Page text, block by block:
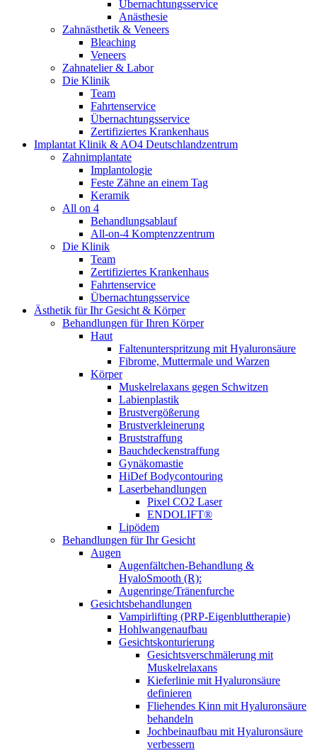
Übernachtungsservice
Anästhesie
Zahnästhetik & Veneers
Bleaching
Veneers
Zahnatelier & Labor
Die Klinik
Team
Fahrtenservice
Übernachtungsservice
Zertifiziertes Krankenhaus
Implantat Klinik & AO4 Deutschlandzentrum
Zahnimplantate
Implantologie
Feste Zähne an einem Tag
Keramik
All on 4
Behandlungsablauf
All-on-4 Komptenzzentrum
Die Klinik
Team
Zertifiziertes Krankenhaus
Fahrtenservice
Übernachtungsservice
Ästhetik für Ihr Gesicht & Körper
Behandlungen für Ihren Körper
Haut
Faltenunterspritzung mit Hyaluronsäure
Fibrome, Muttermale und Warzen
Körper
Muskelrelaxans gegen Schwitzen
Labienplastik
Brustvergößerung
Brustverkleinerung
Bruststraffung
Bauchdeckenstraffung
Gynäkomastie
HiDef Bodycontouring
Laserbehandlungen
Pixel CO2 Laser
ENDOLIFT®
Lipödem
Behandlungen für Ihr Gesicht
Augen
Augenfältchen-Behandlung &
HyaloSmooth (R):
Augenringe/Tränenfurche
Gesichtsbehandlungen
Vampirlifting (PRP-Eigenbluttherapie)
Hohlwangenaufbau
Gesichtskonturierung
Gesichtsverschmälerung mit
Muskelrelaxans
Kieferlinie mit Hyaluronsäure
definieren
Fliehendes Kinn mit Hyaluronsäure
behandeln
Jochbeinaufbau mit Hyaluronsäure
verbessern